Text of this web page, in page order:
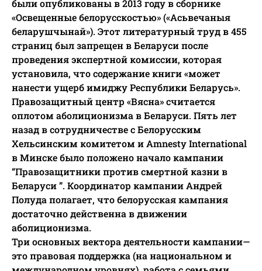
были опубликованы в 2013 году в сборнике
«Освещенные белорусскостью» («Асьвечаныя
беларушчынай»). Этот литературный труд в 455
страниц был запрещен в Беларуси после
проведения экспертной комиссии, которая
установила, что содержание книги «может
нанести ущерб имиджу Республики Беларусь».
Правозащитный центр «Вясна» считается
оплотом аболиционизма в Беларуси. Пять лет
назад в сотрудничестве с Белорусским
Хельсинским комитетом и Amnesty International
в Минске было положено начало кампании
“Правозащитники против смертной казни в
Беларуси ”. Координатор кампании Андрей
Полуда полагает, что белорусская кампания
достаточно действенна в движении
аболиционизма.
Три основных вектора деятельности кампании—
это правовая поддержка (на национальном и